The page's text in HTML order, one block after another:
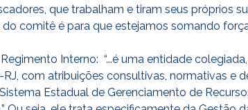
que trabalham e tiram seus próprios
comitê é para que estejamos somando
Interno: “...é uma entidade
com atribuições consultivas, normativas e
Estadual de Gerenciamento de